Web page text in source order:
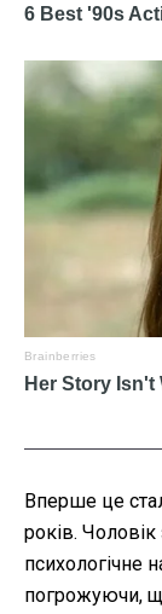
Вперше це
років. Чоловік
психологічне
погрожуючи,